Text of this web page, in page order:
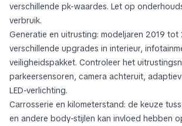
verschillende pk-waardes. Let op
verbruik.
Generatie en uitrusting: modeljaren 2019
verschillende upgrades in interieur,
veiligheidspakket. Controleer het
parkeersensoren, camera achteruit,
LED-verlichting.
Carrosserie en kilometerstand: de keuze
en andere body-stijlen kan invloed hebben